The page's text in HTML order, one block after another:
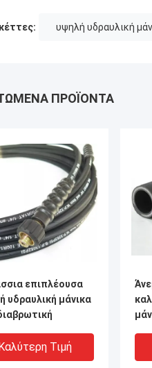
υψηλή υδραυλική
ΠΡΟΪΌΝΤΑ
επιπλέουσα
υδραυλική μάνικα
Τιμή